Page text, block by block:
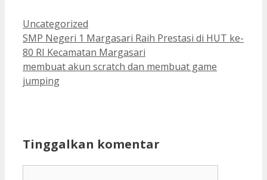
Kategori
Uncategorized
SMP Negeri 1 Margasari Raih Prestasi di HUT ke-
80 RI Kecamatan Margasari
membuat akun scratch dan membuat game
jumping
Tinggalkan komentar